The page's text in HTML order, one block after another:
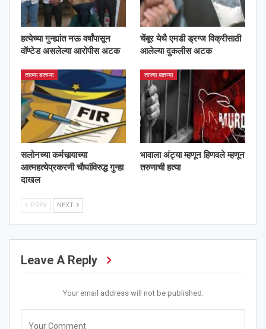
हत्येच्या गुन्ह्यांत नऊ वर्षांपासून
वॉण्टेड असलेल्या आरोपीस अटक
चेंबूर येथै एमडी ड्रग्ज विक्रीसाठी
आलेल्या दुकलीस अटक
ताज्या बातम्या
सलोनच्या कर्मचार्‍याच्या
आत्महत्येप्रकरणी चौघांविरुद्ध गुन्हा
दाखल
ताज्या बातम्या
भावाला अंट्या म्हणून हिणवले म्हणून
तरुणाची हत्या
PREV NEXT
Leave A Reply
Your email address will not be published.